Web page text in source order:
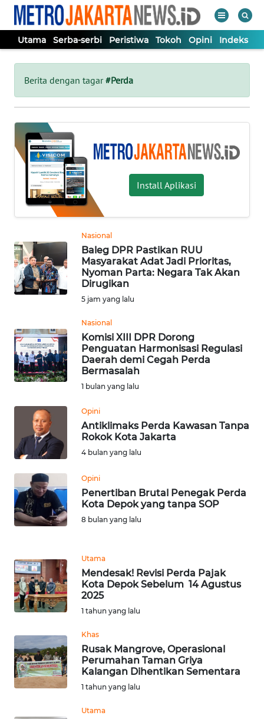
Utama Serba-serbi Peristiwa Tokoh Opini Indeks
Berita dengan tagar#Perda
Install Aplikasi
Nasional
Baleg DPR Pastikan RUU
Masyarakat Adat Jadi Prioritas,
Nyoman Parta: Negara Tak Akan
Dirugikan
5 jam yang lalu
Nasional
Komisi XIII DPR Dorong
Penguatan Harmonisasi Regulasi
Daerah demi Cegah Perda
Bermasalah
1 bulan yang lalu
Opini
Antiklimaks Perda Kawasan Tanpa
Rokok Kota Jakarta
4 bulan yang lalu
Opini
Penertiban Brutal Penegak Perda
Kota Depok yang tanpa SOP
8 bulan yang lalu
Utama
Mendesak! Revisi Perda Pajak
Kota Depok Sebelum 14 Agustus
2025
1 tahun yang lalu
Khas
Rusak Mangrove, Operasional
Perumahan Taman Griya
Kalangan Dihentikan Sementara
1 tahun yang lalu
Utama
Tutup
UTAMA
SERBA-
SERBI
PERISTIWA
TOKOH
OPINI
Informasi
KONTAK
KAMI
IKLAN
TENTANG
KAMI
PEDOMAN
MEDIA
SIBER
KARIR
DISCLAIMER
Wahana
Regional
WN